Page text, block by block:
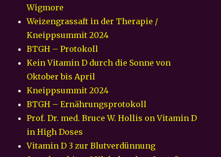
Wigmore
Weizengrassaft in der Therapie /
Kneippsummit 2024
BTGH – Protokoll
Kein Vitamin D durch die Sonne von
Oktober bis April
Kneippsummit 2024
BTGH – Ernährungsprotokoll
Prof. Dr. med. Bruce W. Hollis on Vitamin D
in High Doses
Vitamin D 3 zur Blutverdünnung